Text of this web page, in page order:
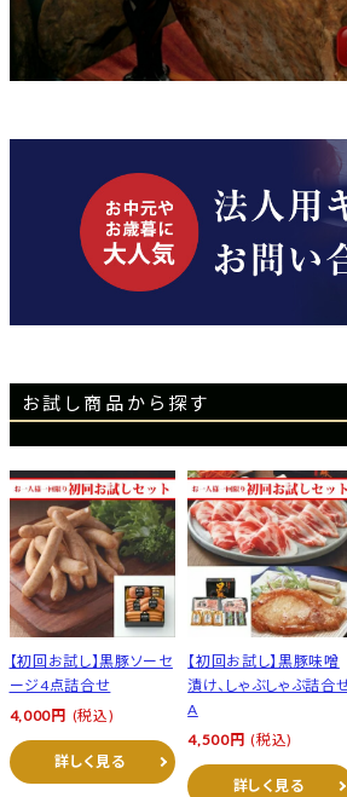
お試し商品から探す
【初回お試し】黒豚ソーセ
ージ4点詰合せ
4,000円 (税込)
詳しく見る
【初回お試し】黒豚味噌
漬け、しゃぶしゃぶ詰合
A
4,500円 (税込)
詳しく見る